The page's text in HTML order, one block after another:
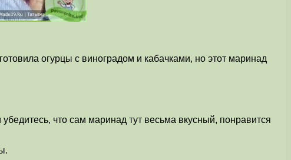
огурцы с виноградом и кабачками, но этот маринад
что сам маринад тут весьма вкусный, понравится